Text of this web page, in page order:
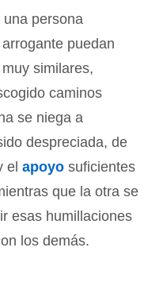
persona
puedan
similares,
caminos
se niega a
despreciada, de
el apoyo suficientes
que la otra se
esas humillaciones
los demás.